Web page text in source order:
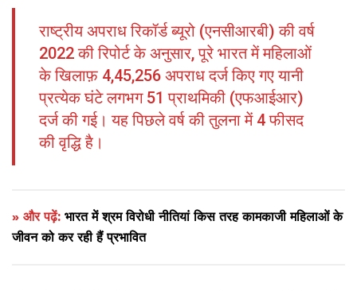
राष्ट्रीय अपराध रिकॉर्ड ब्यूरो (एनसीआरबी) की वर्ष
2022 की रिपोर्ट के अनुसार, पूरे भारत में महिलाओं
के खिलाफ़ 4,45,256 अपराध दर्ज किए गए यानी
प्रत्येक घंटे लगभग 51 प्राथमिकी (एफआईआर)
दर्ज की गई। यह पिछले वर्ष की तुलना में 4 फीसद
की वृद्धि है।
» और पढ़ें: भारत में श्रम विरोधी नीतियां किस तरह कामकाजी महिलाओं के
जीवन को कर रही हैं प्रभावित